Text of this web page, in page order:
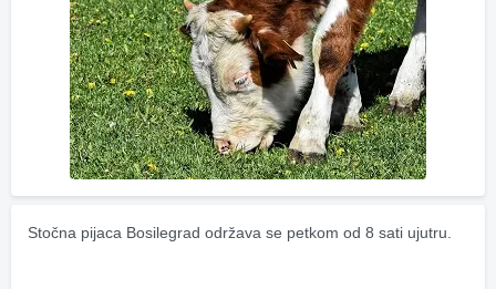
Stočna pijaca Bosilegrad održava se petkom od 8 sati ujutru.